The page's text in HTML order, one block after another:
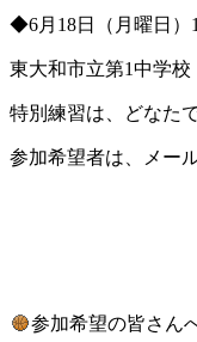
◆6月18日（月曜日）
東大和市立第1中学校
特別練習は、どなた
参加希望者は、メー
参加希望の皆さん